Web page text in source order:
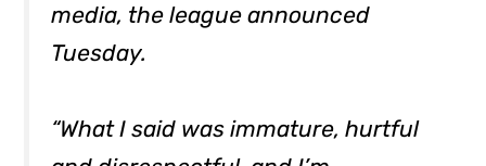
media, the league announced
Tuesday.
“What I said was immature, hurtful